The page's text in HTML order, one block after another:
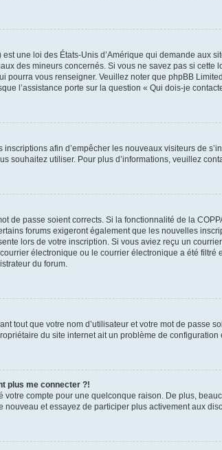
une loi des États-Unis d’Amérique qui demande
des mineurs concernés. Si vous ne savez pas si
vous renseigner. Veuillez noter que phpBB
l’assistance porte sur la question « Qui dois-je
afin d’empêcher les nouveaux visiteurs de
souhaitez utiliser. Pour plus d’informations, veuillez
de passe soient corrects. Si la fonctionnalité de la
forums exigeront également que les nouvelles
lors de votre inscription. Si vous aviez reçu un
électronique ou le courrier électronique a été
du forum.
tout que votre nom d’utilisateur et votre mot de passe
du site internet ait un problème de configuration
plus me connecter ?!
votre compte pour une quelconque raison. De plus,
et essayez de participer plus activement aux